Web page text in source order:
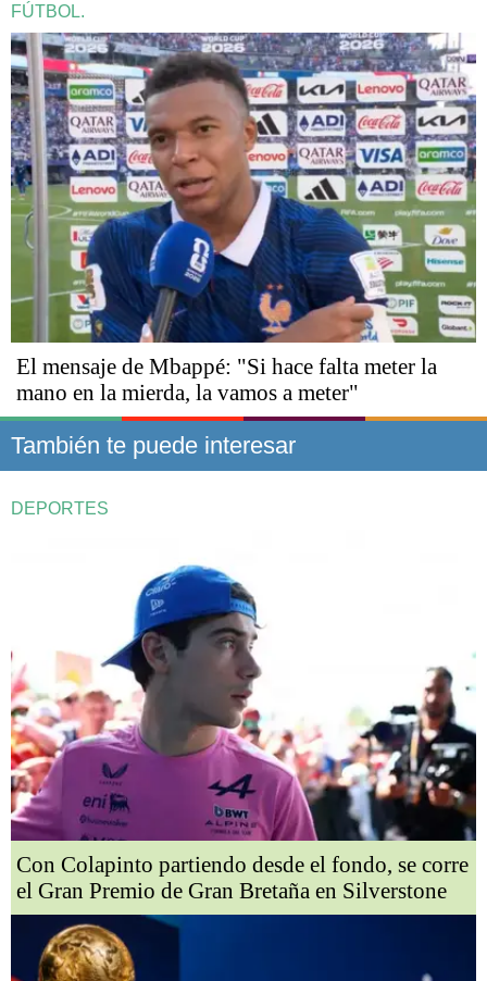
FÚTBOL.
El mensaje de Mbappé: "Si hace falta meter la
mano en la mierda, la vamos a meter"
También te puede interesar
DEPORTES
Con Colapinto partiendo desde el fondo, se corre
el Gran Premio de Gran Bretaña en Silverstone